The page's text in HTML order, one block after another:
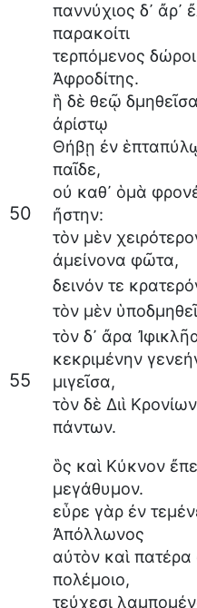
παννύχιος δ᾽ ἄρ᾽
παρακοίτι
τερπόμενος
Ἀφροδίτης.
ἣ δὲ θεῷ δμηθεῖσα
ἀρίστῳ
Θήβῃ ἐν
παῖδε,
50
οὐ καθ᾽ ὁμὰ
ἤστην:
τὸν μὲν
ἀμείνονα φῶτα,
δεινόν τε
τὸν μὲν
τὸν δ᾽ ἄρα
55
κεκριμένην
μιγεῖσα,
τὸν δὲ Διὶ
πάντων.
ὃς καὶ Κύκνον
μεγάθυμον.
εὗρε γὰρ ἐν
Ἀπόλλωνος
αὐτὸν καὶ πατέρα
πολέμοιο,
τεύχεσι